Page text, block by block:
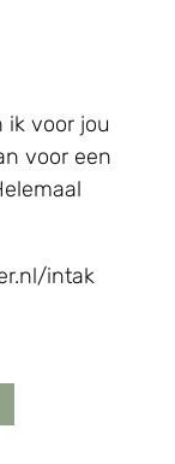
ik voor jou
voor een
intak